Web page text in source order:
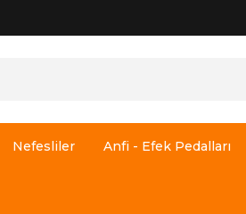
Nefesliler Anfi - Efek Pedalları